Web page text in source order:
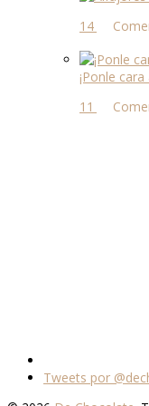
14
¡Ponle
11
Tweets por